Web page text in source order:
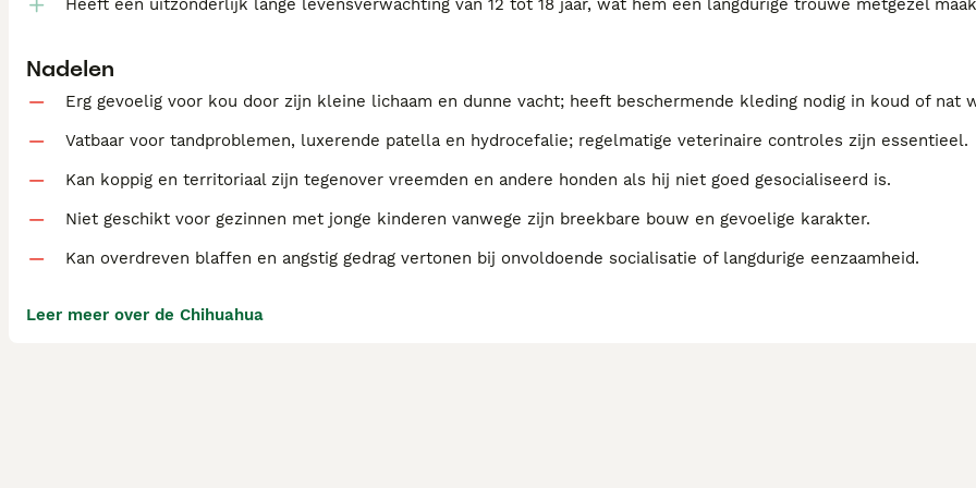
Heeft een uitzonderlijk lange levensverwachting van 12 tot 18 jaar, wat hem een langdurige trouwe metgezel
Nadelen
Erg gevoelig voor kou door zijn kleine lichaam en dunne vacht; heeft beschermende kleding nodig in koud of nat
Vatbaar voor tandproblemen, luxerende patella en hydrocefalie; regelmatige veterinaire controles zijn essentieel.
Kan koppig en territoriaal zijn tegenover vreemden en andere honden als hij niet goed gesocialiseerd is.
Niet geschikt voor gezinnen met jonge kinderen vanwege zijn breekbare bouw en gevoelige karakter.
Kan overdreven blaffen en angstig gedrag vertonen bij onvoldoende socialisatie of langdurige eenzaamheid.
Leer meer over de Chihuahua